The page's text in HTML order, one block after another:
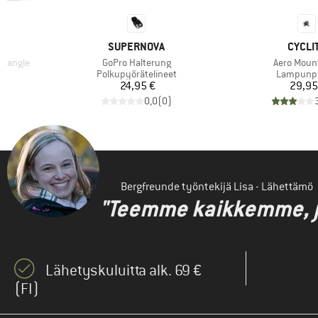
MERKKI
SUPERNOVA
Tuote
GoPro Halterung
Tuoteryhmä
Polkupyörätelineet
Hinta
24,95 €
0,0(0)
Tuote
Aero
Bergfreunde työntekijä Lisa - Lähettämö
"Teemme
Lähetyskuluitta alk. 69 €
(FI)